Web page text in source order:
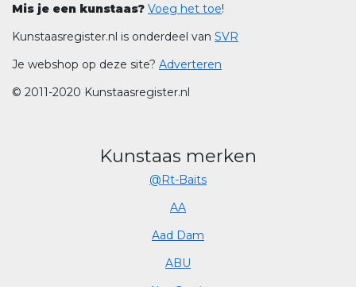
Mis je een kunstaas? Voeg het toe!
Kunstaasregister.nl is onderdeel van SVR
Je webshop op deze site? Adverteren
© 2011-2020 Kunstaasregister.nl
Kunstaas merken
@Rt-Baits
AA
Aad Dam
ABU